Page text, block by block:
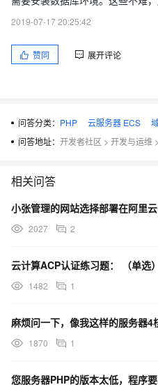
2019-07-17 20:25:42
赞同 展开评论
问答分类： PHP 云服务器 ECS
问答地址： 开发者社区 > 开发与运维 >
相关问答
2027 2
1482 1
1870 1
您服务器PHP的版本太低，程序